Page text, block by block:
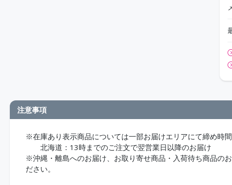
注意事項
※在庫あり表示商品については一部お届けエリアにて締め時
北海道：13時までのご注文で翌営業日以降のお届け
※沖縄・離島へのお届け、お取り寄せ商品・入荷待ち商品の
ださい。